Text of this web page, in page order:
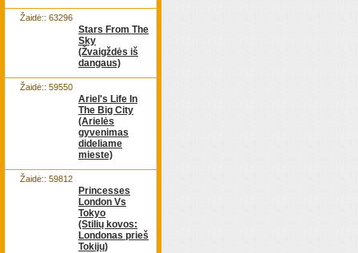
Stars From The
Sky
(Žvaigždės iš
dangaus)
Žaidė:: 63296
Ariel's Life In
The Big City
(Arielės
gyvenimas
dideliame
mieste)
Žaidė:: 59550
Princesses
London Vs
Tokyo
(Stilių kovos:
Londonas prieš
Tokijų)
Žaidė:: 59812